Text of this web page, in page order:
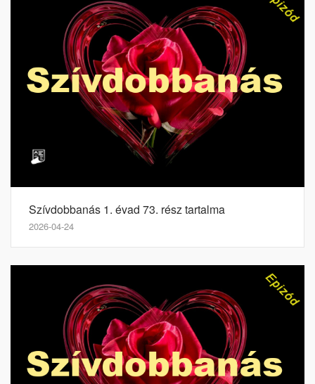
Szívdobbanás 1. évad 73. rész tartalma
2026-04-24